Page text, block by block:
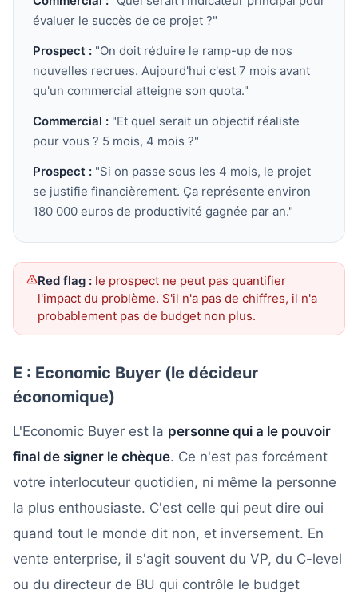
évaluer le succès de ce projet ?"
Prospect : "On doit réduire le ramp-up de nos
nouvelles recrues. Aujourd'hui c'est 7 mois avant
qu'un commercial atteigne son quota."
Commercial : "Et quel serait un objectif réaliste
pour vous ? 5 mois, 4 mois ?"
Prospect : "Si on passe sous les 4 mois, le projet
se justifie financièrement. Ça représente environ
180 000 euros de productivité gagnée par an."
Red flag : le prospect ne peut pas quantifier
l'impact du problème. S'il n'a pas de chiffres, il n'a
probablement pas de budget non plus.
E : Economic Buyer (le décideur
économique)
L'Economic Buyer est la personne qui a le pouvoir
final de signer le chèque. Ce n'est pas forcément
votre interlocuteur quotidien, ni même la personne
la plus enthousiaste. C'est celle qui peut dire oui
quand tout le monde dit non, et inversement. En
vente enterprise, il s'agit souvent du VP, du C-level
ou du directeur de BU qui contrôle le budget